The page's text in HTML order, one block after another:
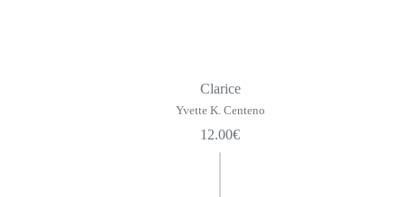
Clarice
Yvette K. Centeno
12.00€